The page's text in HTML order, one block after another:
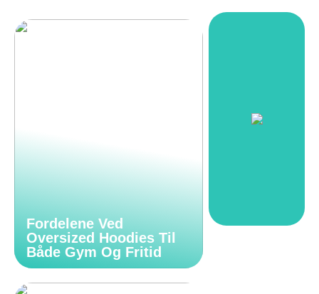
Fordelene Ved
Oversized Hoodies Til
Både Gym Og Fritid